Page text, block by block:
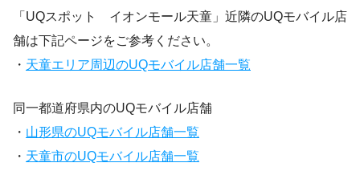
「UQスポット イオンモール天童」近隣のUQモバイル店
舗は下記ページをご参考ください。
・ 天童エリア周辺のUQモバイル店舗一覧
同一都道府県内のUQモバイル店舗
・ 山形県のUQモバイル店舗一覧
・ 天童市のUQモバイル店舗一覧